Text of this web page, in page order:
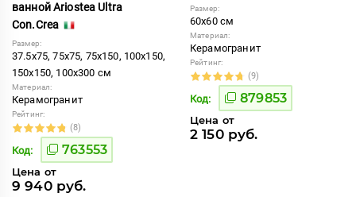
ванной Ariostea Ultra
Con.Crea
Размер:
37.5x75, 75x75, 75x150, 100x150,
150x150, 100x300 см
Материал:
Керамогранит
Рейтинг:
(8)
Код: 763553
Цена от
9 940 руб.
Размер:
60x60 см
Материал:
Керамогранит
Рейтинг:
(9)
Код: 879853
Цена от
2 150 руб.